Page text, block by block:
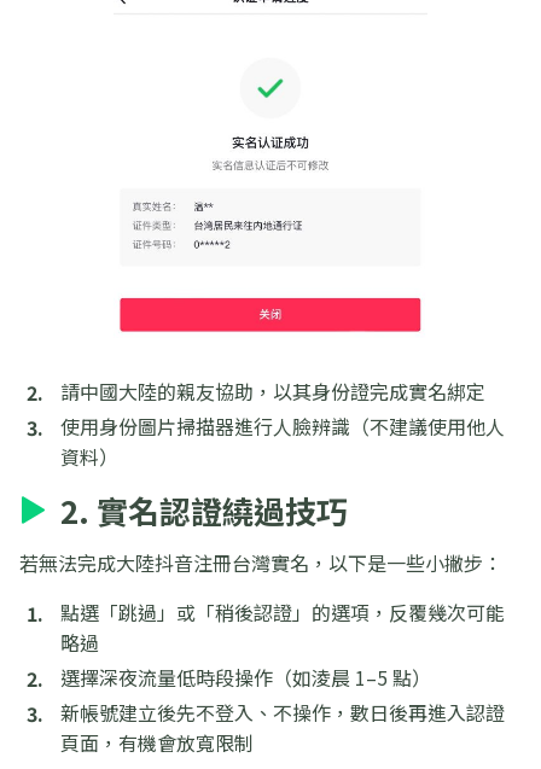
請中國大陸的親友協助，以其身份證完成實名綁定
使用身份圖片掃描器進行人臉辨識（不建議使用他人
資料）
2. 實名認證繞過技巧
若無法完成大陸抖音注冊台灣實名，以下是一些小撇步：
點選「跳過」或「稍後認證」的選項，反覆幾次可能
略過
選擇深夜流量低時段操作（如淩晨 1–5 點）
新帳號建立後先不登入、不操作，數日後再進入認證
頁面，有機會放寬限制